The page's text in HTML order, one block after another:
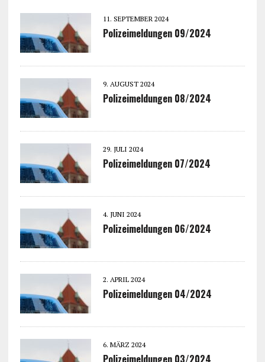
11. SEPTEMBER 2024
Polizeimeldungen 09/2024
9. AUGUST 2024
Polizeimeldungen 08/2024
29. JULI 2024
Polizeimeldungen 07/2024
4. JUNI 2024
Polizeimeldungen 06/2024
2. APRIL 2024
Polizeimeldungen 04/2024
6. MÄRZ 2024
Polizeimeldungen 03/2024